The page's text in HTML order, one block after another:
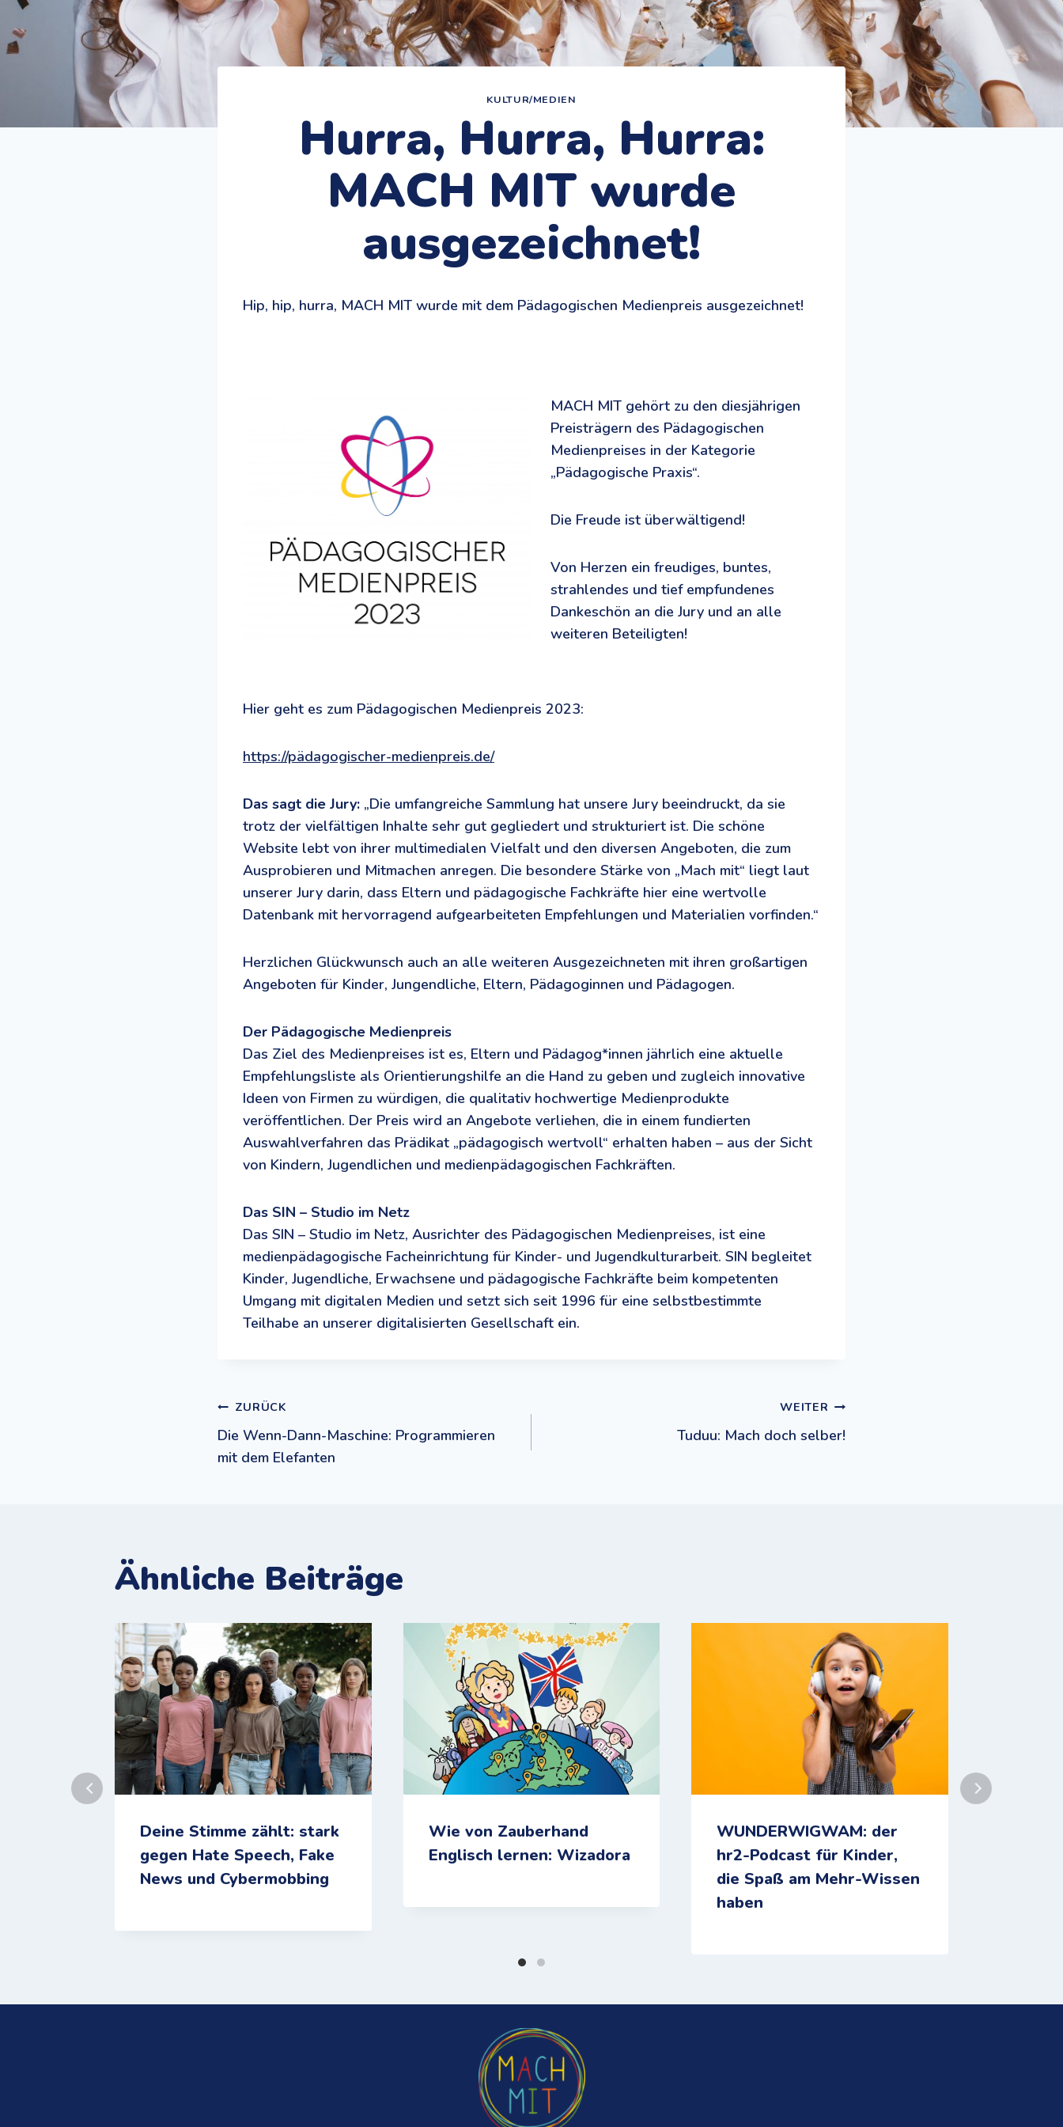
KULTUR/MEDIEN
Hurra, Hurra, Hurra:
MACH MIT wurde
ausgezeichnet!
Hip, hip, hurra, MACH MIT wurde mit dem Pädagogischen Medienpreis ausgezeichnet!
MACH MIT gehört zu den diesjährigen
Preisträgern des Pädagogischen
Medienpreises in der Kategorie
„Pädagogische Praxis“.
Die Freude ist überwältigend!
Von Herzen ein freudiges, buntes,
strahlendes und tief empfundenes
Dankeschön an die Jury und an alle
weiteren Beteiligten!
Hier geht es zum Pädagogischen Medienpreis 2023:
https://pädagogischer-medienpreis.de/
Das sagt die Jury: „Die umfangreiche Sammlung hat unsere Jury beeindruckt, da sie
trotz der vielfältigen Inhalte sehr gut gegliedert und strukturiert ist. Die schöne
Website lebt von ihrer multimedialen Vielfalt und den diversen Angeboten, die zum
Ausprobieren und Mitmachen anregen. Die besondere Stärke von „Mach mit“ liegt laut
unserer Jury darin, dass Eltern und pädagogische Fachkräfte hier eine wertvolle
Datenbank mit hervorragend aufgearbeiteten Empfehlungen und Materialien vorfinden.“
Herzlichen Glückwunsch auch an alle weiteren Ausgezeichneten mit ihren großartigen
Angeboten für Kinder, Jungendliche, Eltern, Pädagoginnen und Pädagogen.
Der Pädagogische Medienpreis
Das Ziel des Medienpreises ist es, Eltern und Pädagog*innen jährlich eine aktuelle
Empfehlungsliste als Orientierungshilfe an die Hand zu geben und zugleich innovative
Ideen von Firmen zu würdigen, die qualitativ hochwertige Medienprodukte
veröffentlichen. Der Preis wird an Angebote verliehen, die in einem fundierten
Auswahlverfahren das Prädikat „pädagogisch wertvoll“ erhalten haben – aus der Sicht
von Kindern, Jugendlichen und medienpädagogischen Fachkräften.
Das SIN – Studio im Netz
Das SIN – Studio im Netz, Ausrichter des Pädagogischen Medienpreises, ist eine
medienpädagogische Facheinrichtung für Kinder- und Jugendkulturarbeit. SIN begleitet
Kinder, Jugendliche, Erwachsene und pädagogische Fachkräfte beim kompetenten
Umgang mit digitalen Medien und setzt sich seit 1996 für eine selbstbestimmte
Teilhabe an unserer digitalisierten Gesellschaft ein.
Beitragsnavigation
ZURÜCK
Die Wenn-Dann-Maschine: Programmieren
mit dem Elefanten
WEITER
Tuduu: Mach doch selber!
Ähnliche Beiträge
Deine Stimme zählt: stark
gegen Hate Speech, Fake
News und Cybermobbing
Wie von Zauberhand
Englisch lernen: Wizadora
WUNDERWIGWAM: der
hr2-Podcast für Kinder,
die Spaß am Mehr-Wissen
haben